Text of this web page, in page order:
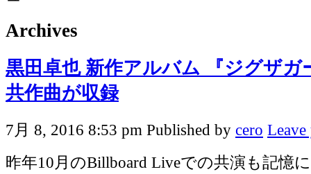
Archives
黒田卓也 新作アルバム 『ジグザガ
共作曲が収録
7月 8, 2016 8:53 pm Published by cero
昨年10月のBillboard Liveでの共演も記憶